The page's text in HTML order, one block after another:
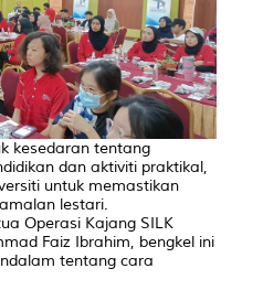
kesedaran tentang
dan aktiviti praktikal,
untuk memastikan
lestari.
Operasi Kajang SILK
Faiz Ibrahim, bengkel ini
tentang cara